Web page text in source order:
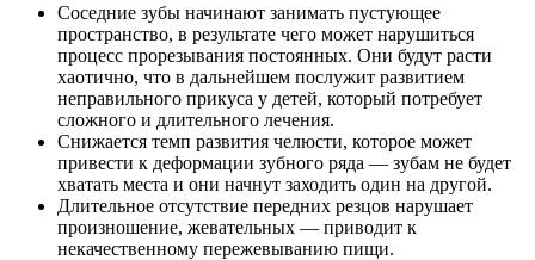
Соседние зубы начинают занимать пустующее
пространство, в результате чего может нарушиться
процесс прорезывания постоянных. Они будут расти
хаотично, что в дальнейшем послужит развитием
неправильного прикуса у детей, который потребует
сложного и длительного лечения.
Снижается темп развития челюсти, которое может
привести к деформации зубного ряда — зубам не будет
хватать места и они начнут заходить один на другой.
Длительное отсутствие передних резцов нарушает
произношение, жевательных — приводит к
некачественному пережевыванию пищи.